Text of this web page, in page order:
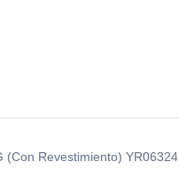
(Con Revestimiento) YR06324